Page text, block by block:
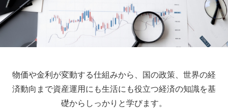
物価や金利が変動する仕組みから、国の政策、世界の経
済動向まで資産運用にも生活にも役立つ経済の知識を基
礎からしっかりと学びます。